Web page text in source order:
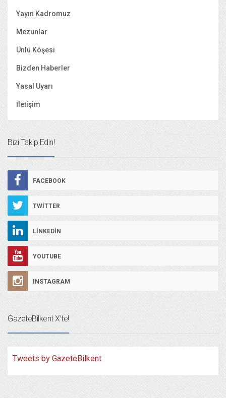
Yayın Kadromuz
Mezunlar
Ünlü Köşesi
Bizden Haberler
Yasal Uyarı
İletişim
Bizi Takip Edin!
FACEBOOK
TWITTER
LINKEDIN
YOUTUBE
INSTAGRAM
GazeteBilkent X’te!
Tweets by GazeteBilkent